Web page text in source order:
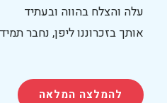
עלה והצלח בהווה ובעתיד
אותך בזכרוננו ליפן, נחבר
להמלצה המלאה